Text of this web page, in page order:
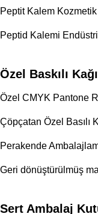
Peptit Kalem
Peptid Kalemi
Özel Baskılı
Özel CMYK Pantone
Çöpçatan Özel Basılı
Perakende
Geri dönüştürülmüş
Sert Ambalaj